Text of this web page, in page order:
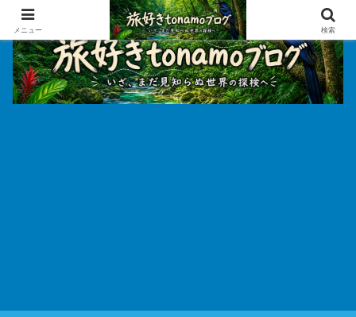
メニュー 検索